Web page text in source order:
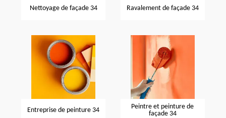
Nettoyage de façade 34 Ravalement de façade 34
Entreprise de peinture 34
Peintre et peinture de
façade 34